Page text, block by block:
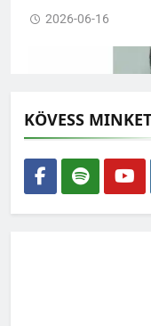
2026-06-16
Amikor az ökológus
Nikolettel
KÖVESS